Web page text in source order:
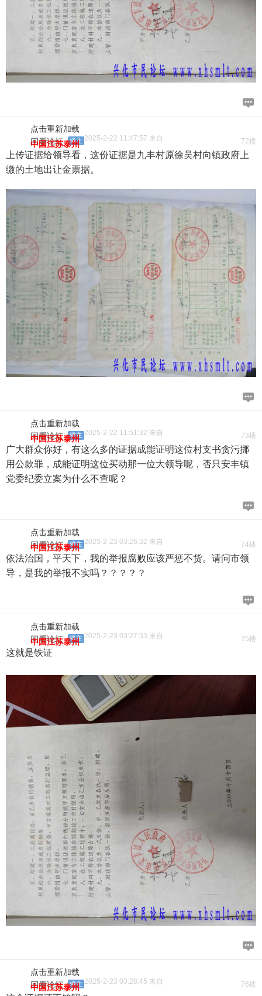
点击重新加载
72楼
回看论坛 楼主 2025-2-22 11:47:57 来自
中国江苏泰州
上传证据给领导看，这份证据是九丰村原徐吴村向镇政府上
缴的土地出让金票据。
点击重新加载
73楼
回看论坛 楼主 2025-2-22 11:51:32 来自
中国江苏泰州
广大群众你好，有这么多的证据成能证明这位村支书贪污挪
用公款罪，成能证明这位买动那一位大领导呢，否只安丰镇
党委纪委立案为什么不查呢？
点击重新加载
74楼
回看论坛 楼主 2025-2-23 03:26:32 来自
中国江苏泰州
依法治国，平天下，我的举报腐败应该严惩不货。请问市领
导，是我的举报不实吗？？？？？
点击重新加载
75楼
回看论坛 楼主 2025-2-23 03:27:33 来自
中国江苏泰州
这就是铁证
点击重新加载
76楼
回看论坛 楼主 2025-2-23 03:28:45 来自
中国江苏泰州